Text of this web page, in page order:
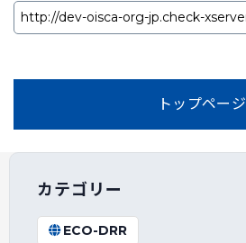
トップページ
カテゴリー
ECO-DRR